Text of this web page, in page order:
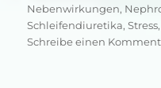
Nebenwirkungen,
Schleifendiuretika,Stress
Schreibe einen